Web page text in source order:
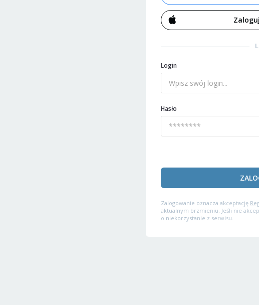
Login
Hasło
Zalogowanie oznacza akceptację
aktualnym brzmieniu. Jeśli nie
o niekorzystanie z serwisu.